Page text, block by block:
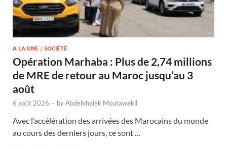
A LA UNE / SOCIÉTÉ
Opération Marhaba : Plus de 2,74 millions
de MRE de retour au Maroc jusqu’au 3
août
6 août 2026 - byAbdelkhalek Moutawakil
Avec l’accélération des arrivées des Marocains du monde
au cours des derniers jours, ce sont …